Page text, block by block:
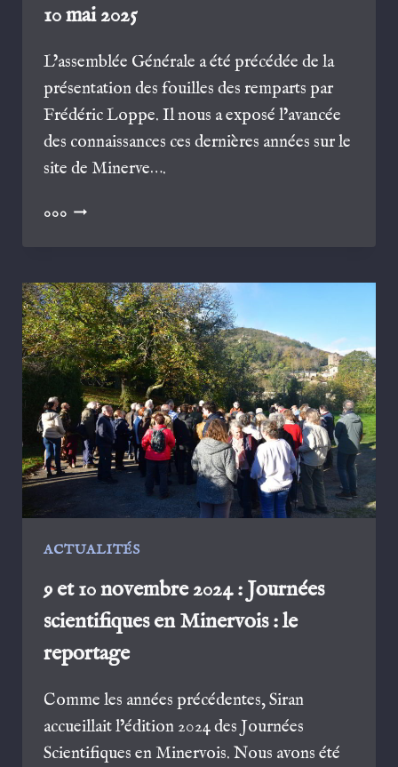
10 mai 2025
L’assemblée Générale a été précédée de la
présentation des fouilles des remparts par
Frédéric Loppe. Il nous a exposé l’avancée
des connaissances ces dernières années sur le
site de Minerve….
000ASSEMBLÉE
10
MAI
2025
ACTUALITÉS
9 et 10 novembre 2024 : Journées
scientifiques en Minervois : le
reportage
Comme les années précédentes, Siran
accueillait l’édition 2024 des Journées
Scientifiques en Minervois. Nous avons été